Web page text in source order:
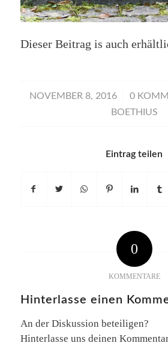
Dieser Beitrag is auch
NOVEMBER 8, 2016
/ 0
BOETHIUS
Eintrag teilen
0
KOMMENTARE
Hinterlasse einen
An der Diskussion beteiligen?
Hinterlasse uns deinen